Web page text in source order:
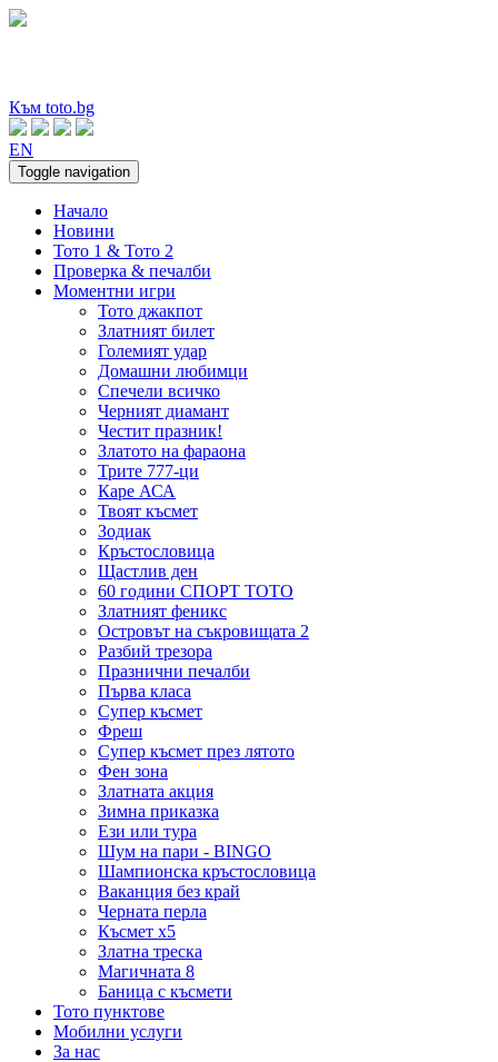
Към toto.bg
EN
Toggle navigation
Начало
Новини
Тото 1 & Тото 2
Проверка & печалби
Моментни игри
Тото джакпот
Златният билет
Големият удар
Домашни любимци
Спечели всичко
Черният диамант
Честит празник!
Златото на фараона
Трите 777-ци
Каре АСА
Твоят късмет
Зодиак
Кръстословица
Щастлив ден
60 години СПОРТ ТОТО
Златният феникс
Островът на съкровищата 2
Разбий трезора
Празнични печалби
Първа класа
Супер късмет
Фреш
Супер късмет през лятото
Фен зона
Златната акция
Зимна приказка
Ези или тура
Шум на пари - BINGO
Шампионска кръстословица
Ваканция без край
Черната перла
Късмет х5
Златна треска
Магичната 8
Баница с късмети
Тото пунктове
Мобилни услуги
За нас